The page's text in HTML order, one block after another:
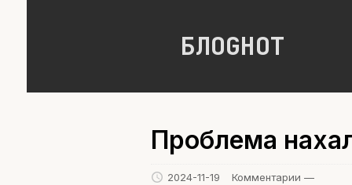
БЛОGНОТ
Проблема
2024-11-19 Комментарии —